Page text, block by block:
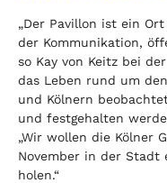
„Der Pavillon ist ein
der Kommunikation,
so Kay von Keitz bei
das Leben rund um
und Kölnern
und festgehalten
„Wir wollen die Kölner
November in der Stadt
holen.“